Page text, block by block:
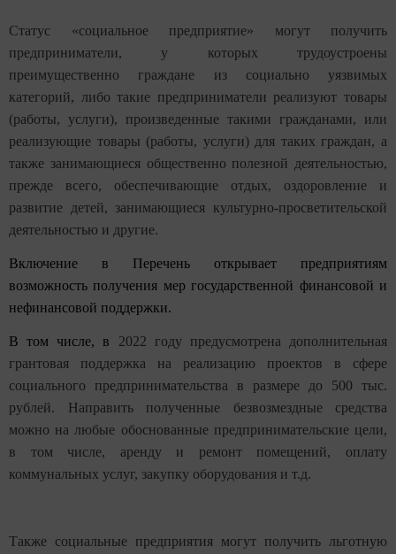
Статус «социальное предприятие» могут получить
предприниматели, у которых трудоустроены
преимущественно граждане из социально уязвимых
категорий, либо такие предприниматели реализуют товары
(работы, услуги), произведенные такими гражданами, или
реализующие товары (работы, услуги) для таких граждан, а
также занимающиеся общественно полезной деятельностью,
прежде всего, обеспечивающие отдых, оздоровление и
развитие детей, занимающиеся культурно-просветительской
деятельностью и другие.
Включение в Перечень открывает предприятиям
возможность получения мер государственной финансовой и
нефинансовой поддержки.
В том числе, в 2022 году предусмотрена дополнительная
грантовая поддержка на реализацию проектов в сфере
социального предпринимательства в размере до 500 тыс.
рублей. Направить полученные безвозмездные средства
можно на любые обоснованные предпринимательские цели,
в том числе, аренду и ремонт помещений, оплату
коммунальных услуг, закупку оборудования и т.д.
Также социальные предприятия могут получить льготную